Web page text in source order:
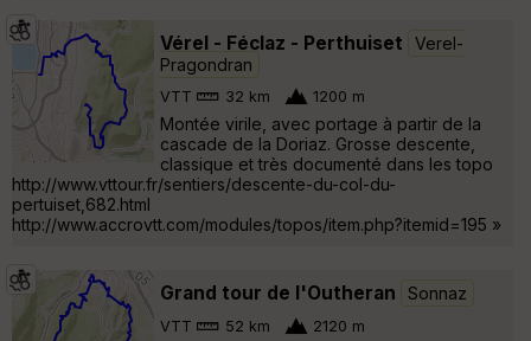
Vérel - Féclaz - Perthuiset
Verel-
Pragondran
VTT 32 km 1200 m
Montée virile, avec portage à partir de la
cascade de la Doriaz. Grosse descente,
classique et très documenté dans les topo
http://www.vttour.fr/sentiers/descente-du-col-du-
pertuiset,682.html
http://www.accrovtt.com/modules/topos/item.php?itemid=195 »
Grand tour de l'Outheran Sonnaz
VTT 52 km 2120 m